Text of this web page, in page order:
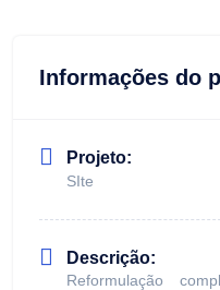
Informações do
Projeto:
SIte
Descrição:
Reformulação